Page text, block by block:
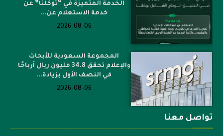
الخدمة المتميزة في “توكلنا” عن
خدمة الاستعلام عن...
2026-08-06
المجموعة السعودية للأبحاث
والإعلام تحقق 34.8 مليون ريال أرباحًا
في النصف الأول بزيادة...
2026-08-06
تواصل معنا